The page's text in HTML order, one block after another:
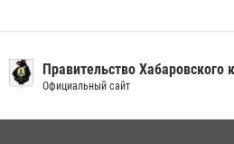
15 июля 2026, 00:27
Правительство Хабаровского
Официальный сайт